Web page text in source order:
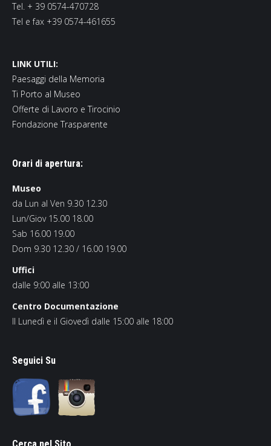
Tel. + 39 0574-470728
Tel e fax +39 0574-461655
LINK UTILI:
Paesaggi della Memoria
Ti Porto al Museo
Offerte di Lavoro e Tirocinio
Fondazione Trasparente
Orari di apertura:
Museo
da Lun al Ven 9.30 12.30
Lun/Giov 15.00 18.00
Sab 16.00 19.00
Dom 9.30 12.30 / 16.00 19.00
Uffici
dalle 9:00 alle 13:00
Centro Documentazione
Il Lunedì e il Giovedì dalle 15:00 alle 18:00
Seguici Su